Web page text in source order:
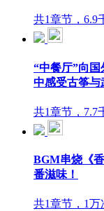
共1章节，6.9
“中餐厅”向国
中感受古筝与
共1章节，7.7
BGM串烧《
番滋味！
共1章节，1万